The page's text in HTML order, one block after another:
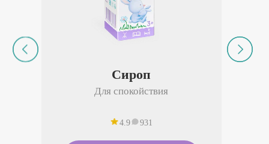
Сироп
Для спокойствия
4.9 931